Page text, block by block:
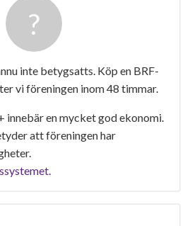
inte betygsatts. Köp en BRF-
vi föreningen inom 48 timmar.
innebär en mycket god ekonomi.
att föreningen har